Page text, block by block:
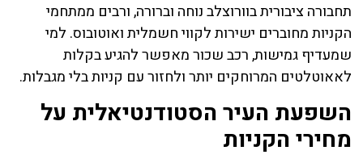
תחבורה ציבורית בוורוצלב נוחה וברורה, ורבים ממתחמי
הקניות מחוברים ישירות לקווי חשמלית ואוטובוס. למי
שמעדיף גמישות, רכב שכור מאפשר להגיע בקלות
לאאוטלטים המרוחקים יותר ולחזור עם קניות בלי מגבלות.
השפעת העיר הסטודנטיאלית על
מחירי הקניות